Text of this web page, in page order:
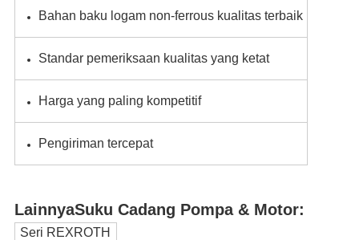
Bahan baku logam non-ferrous kualitas terbaik
Standar pemeriksaan kualitas yang ketat
Harga yang paling kompetitif
Pengiriman tercepat
LainnyaSuku Cadang Pompa & Motor:
Seri REXROTH